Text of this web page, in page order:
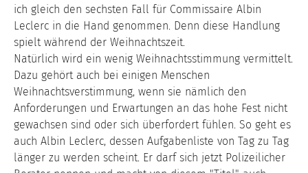
ich gleich den sechsten Fall für Commissaire Albin
Leclerc in die Hand genommen. Denn diese Handlung
spielt während der Weihnachtszeit.
Natürlich wird ein wenig Weihnachtsstimmung vermittelt.
Dazu gehört auch bei einigen Menschen
Weihnachtsverstimmung, wenn sie nämlich den
Anforderungen und Erwartungen an das hohe Fest nicht
gewachsen sind oder sich überfordert fühlen. So geht es
auch Albin Leclerc, dessen Aufgabenliste von Tag zu Tag
länger zu werden scheint. Er darf sich jetzt Polizeilicher